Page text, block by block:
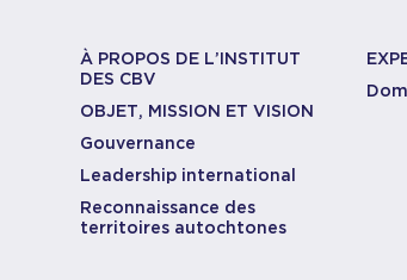
À PROPOS DE L’INSTITUT
DES CBV
OBJET, MISSION ET VISION
Gouvernance
Leadership international
Reconnaissance des
territoires autochtones